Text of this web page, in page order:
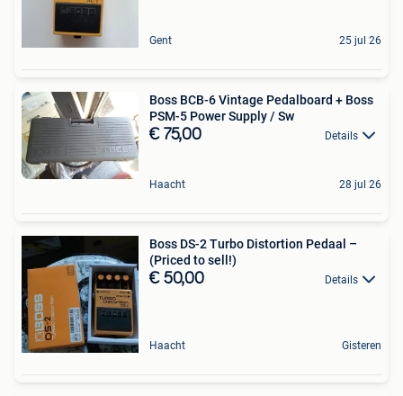
Gent 25 jul 26
Boss BCB-6 Vintage Pedalboard + Boss
PSM-5 Power Supply / Sw
€ 75,00 Details
Haacht 28 jul 26
Boss DS-2 Turbo Distortion Pedaal –
(Priced to sell!)
€ 50,00 Details
Haacht Gisteren